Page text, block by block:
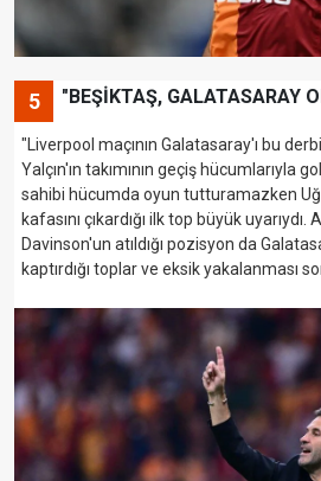
5 "BEŞİKTAŞ, GALATASARAY
"Liverpool maçının Galatasaray'ı bu
Yalçın'ın takımının geçiş hücumlarıyla
sahibi hücumda oyun tutturamazken
kafasını çıkardığı ilk top büyük
Davinson'un atıldığı pozisyon da
kaptırdığı toplar ve eksik yakalanması